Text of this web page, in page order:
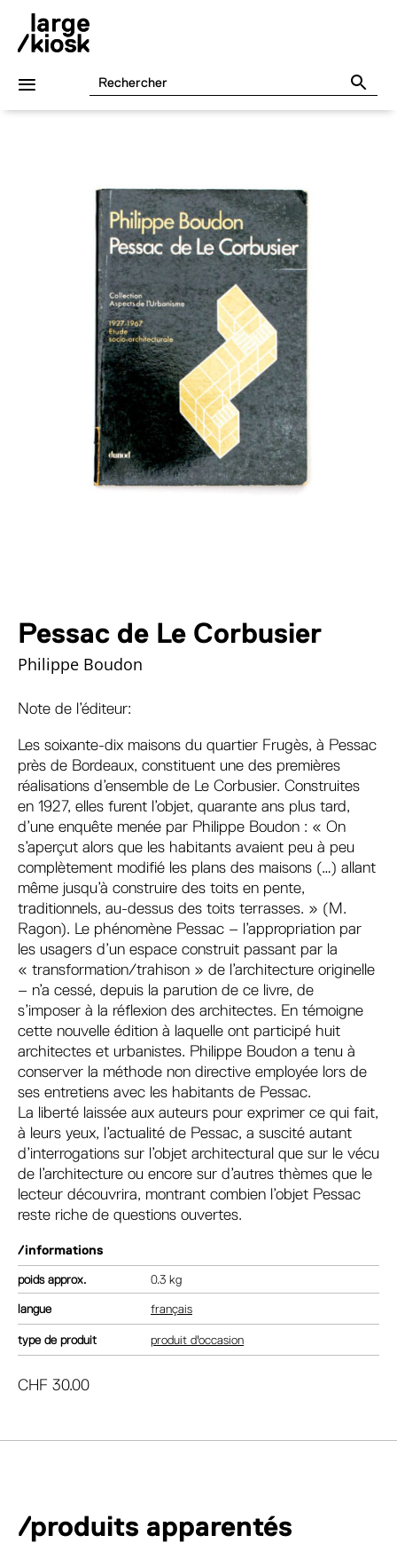
Pessac de Le Corbusier
Philippe Boudon
Note de l’éditeur:
Les soixante-dix maisons du quartier Frugès, à Pessac
près de Bordeaux, constituent une des premières
réalisations d’ensemble de Le Corbusier. Construites
en 1927, elles furent l’objet, quarante ans plus tard,
d’une enquête menée par Philippe Boudon : « On
s’aperçut alors que les habitants avaient peu à peu
complètement modifié les plans des maisons (…) allant
même jusqu’à construire des toits en pente,
traditionnels, au-dessus des toits terrasses. » (M.
Ragon). Le phénomène Pessac – l’appropriation par
les usagers d’un espace construit passant par la
« transformation/trahison » de l’architecture originelle
– n’a cessé, depuis la parution de ce livre, de
s’imposer à la réflexion des architectes. En témoigne
cette nouvelle édition à laquelle ont participé huit
architectes et urbanistes. Philippe Boudon a tenu à
conserver la méthode non directive employée lors de
ses entretiens avec les habitants de Pessac.
La liberté laissée aux auteurs pour exprimer ce qui fait,
à leurs yeux, l’actualité de Pessac, a suscité autant
d’interrogations sur l’objet architectural que sur le vécu
de l’architecture ou encore sur d’autres thèmes que le
lecteur découvrira, montrant combien l’objet Pessac
reste riche de questions ouvertes.
/informations
poids 0.3 kg
langue français
type de produit produit d'occasion
CHF 30.00
/produits apparentés